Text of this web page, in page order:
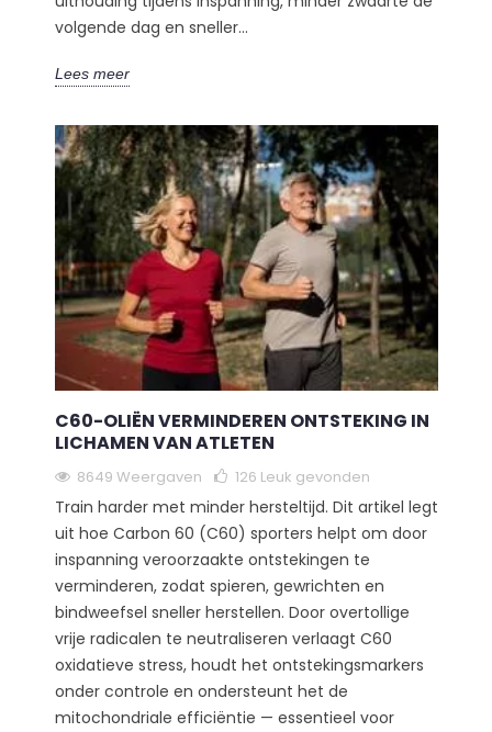
volgende dag en sneller...
Lees meer
C60-OLIËN VERMINDEREN ONTSTEKING IN
LICHAMEN VAN ATLETEN
8649 Weergaven 126 Leuk gevonden
Train harder met minder hersteltijd. Dit artikel legt
uit hoe Carbon 60 (C60) sporters helpt om door
inspanning veroorzaakte ontstekingen te
verminderen, zodat spieren, gewrichten en
bindweefsel sneller herstellen. Door overtollige
vrije radicalen te neutraliseren verlaagt C60
oxidatieve stress, houdt het ontstekingsmarkers
onder controle en ondersteunt het de
mitochondriale efficiëntie — essentieel voor